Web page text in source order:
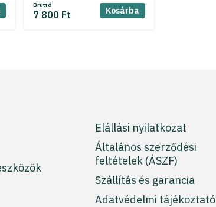
Bruttó
7 800 Ft Kosárba
Elállási nyilatkozat
Általános szerződési
feltételek (ÁSZF)
Szállítás és garancia
Adatvédelmi tájékoztató